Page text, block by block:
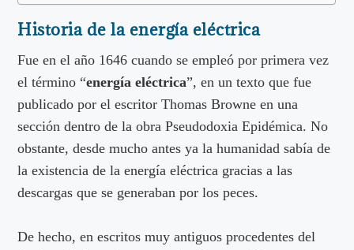
Historia de la energía eléctrica
Fue en el año 1646 cuando se empleó por primera vez
el término “energía eléctrica”, en un texto que fue
publicado por el escritor Thomas Browne en una
sección dentro de la obra Pseudodoxia Epidémica. No
obstante, desde mucho antes ya la humanidad sabía de
la existencia de la energía eléctrica gracias a las
descargas que se generaban por los peces.
De hecho, en escritos muy antiguos procedentes del